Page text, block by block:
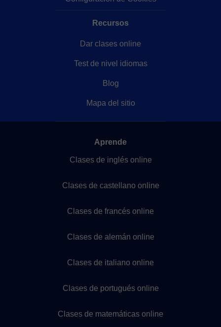
Recursos
Dar clases online
Test de nivel idiomas
Blog
Mapa del sitio
Aprende
Clases de inglés online
Clases de castellano online
Clases de francés online
Clases de alemán online
Clases de italiano online
Clases de portugués online
Clases de matemáticas online